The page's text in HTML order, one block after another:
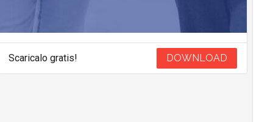
Scaricalo gratis! DOWNLOAD